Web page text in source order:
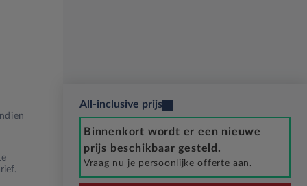
All-inclusive prijs
Binnenkort wordt er een nieuwe
prijs beschikbaar gesteld.
Vraag nu je persoonlijke offerte aan.